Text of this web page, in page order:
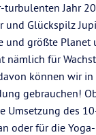
turbulenten Jahr
und Glückspilz
und größte Planet
nämlich für
können wir
gebrauchen!
Umsetzung des
oder für die